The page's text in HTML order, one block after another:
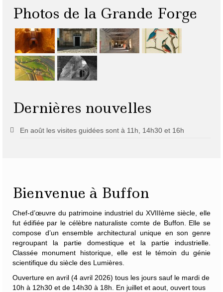
Photos de la Grande Forge
Dernières nouvelles
En août les visites guidées sont à 11h, 14h30 et 16h
Bienvenue à Buffon
Chef-d’œuvre du patrimoine industriel du XVIIIème siècle, elle
fut édifiée par le célèbre naturalistecomte de Buffon . Elle se
compose d’un ensemble architectural unique en son genre
regroupant la partie domestique et la partie industrielle.
Classée monument historique, elle est le témoin du génie
scientifique du siècle des Lumières.
Ouverture en avril (4 avril 2026) tous les jours sauf le mardi de
10h à 12h30 et de 14h30 à 18h. En juillet et aout, ouvert tous